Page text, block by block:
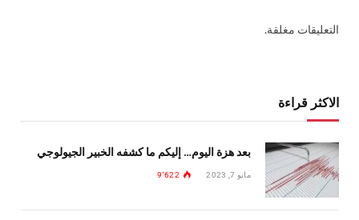
التعليقات مغلقة.
الاكثر قراءة
بعد هزة اليوم… إليكم ما كشفه الخبير الجيولوجي
مايو 7, 2023 9٬622